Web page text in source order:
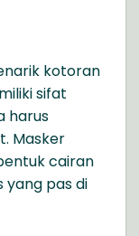
kotoran
sifat
harus
Masker
cairan
pas di